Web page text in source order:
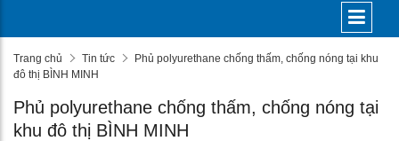
Trang chủ Tin tức
Phủ polyurethane chống thấm, chống nóng tại khu
đô thị BÌNH MINH
Phủ polyurethane chống thấm, chống nóng tại
khu đô thị BÌNH MINH